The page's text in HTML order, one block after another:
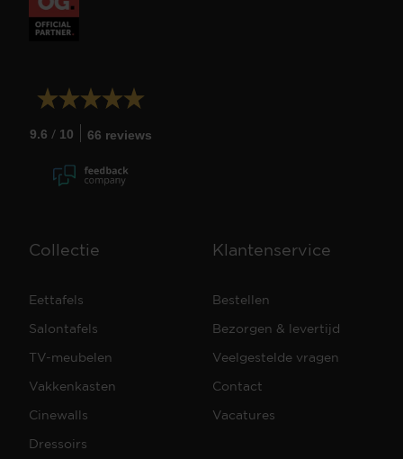
9.6 / 10 66 reviews
Collectie
Eettafels
Salontafels
TV-meubelen
Vakkenkasten
Cinewalls
Dressoirs
Klantenservice
Bestellen
Bezorgen & levertijd
Veelgestelde vragen
Contact
Vacatures